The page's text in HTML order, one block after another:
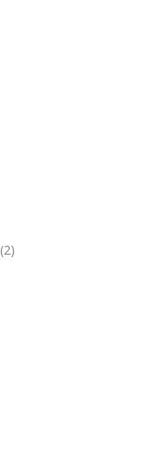
(2)